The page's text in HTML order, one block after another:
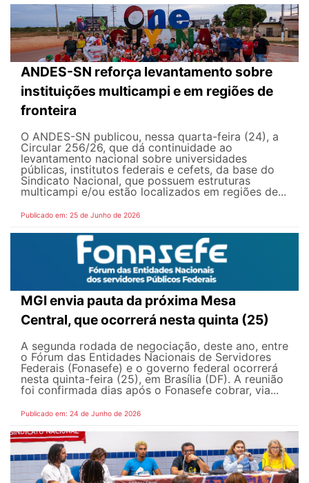
ANDES-SN reforça levantamento sobre
instituições multicampi e em regiões de
fronteira
O ANDES-SN publicou, nessa quarta-feira (24), a
Circular 256/26, que dá continuidade ao
levantamento nacional sobre universidades
públicas, institutos federais e cefets, da base do
Sindicato Nacional, que possuem estruturas
multicampi e/ou estão localizados em regiões de...
Publicado em: 25 de Junho de 2026
MGI envia pauta da próxima Mesa
Central, que ocorrerá nesta quinta (25)
A segunda rodada de negociação, deste ano, entre
o Fórum das Entidades Nacionais de Servidores
Federais (Fonasefe) e o governo federal ocorrerá
nesta quinta-feira (25), em Brasília (DF). A reunião
foi confirmada dias após o Fonasefe cobrar, via...
Publicado em: 24 de Junho de 2026